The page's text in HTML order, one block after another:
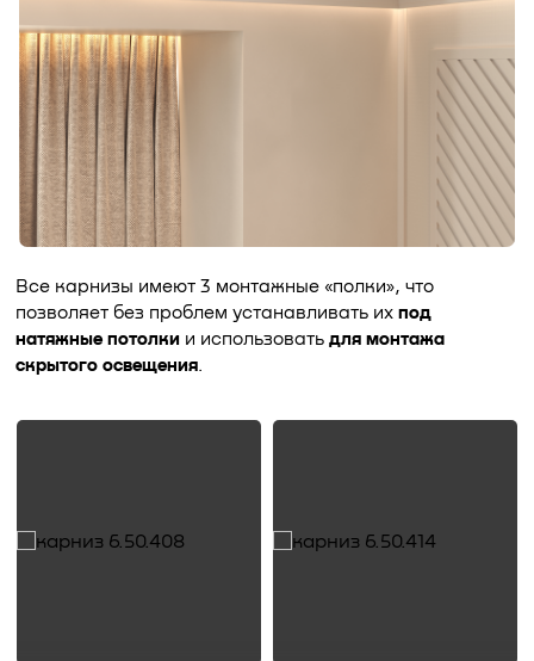
Все карнизы имеют 3 монтажные «полки», что
позволяет без проблем устанавливать их под
натяжные потолкии использоватьдля монтажа
скрытого освещения.